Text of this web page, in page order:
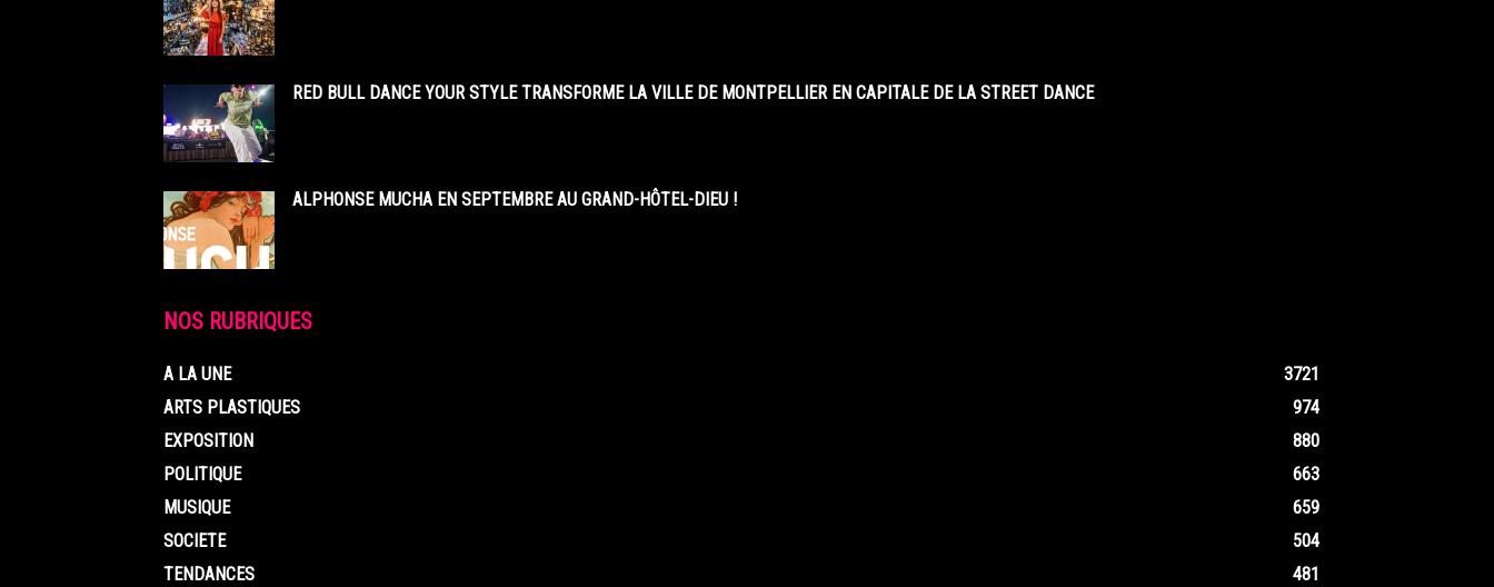
RED BULL DANCE YOUR STYLE TRANSFORME LA VILLE DE MONTPELLIER EN CAPITALE DE LA STREET DANCE
ALPHONSE MUCHA EN SEPTEMBRE AU GRAND-HÔTEL-DIEU !
NOS RUBRIQUES
A LA UNE
3721
ARTS PLASTIQUES
974
EXPOSITION
880
POLITIQUE
663
MUSIQUE
659
SOCIETE
504
TENDANCES
481